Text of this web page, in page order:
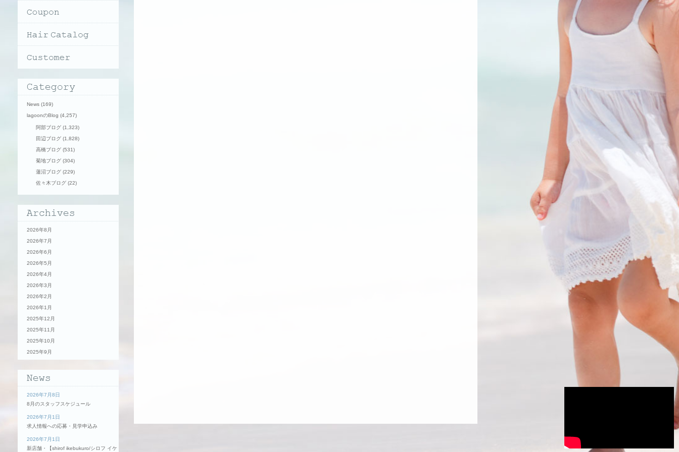
News (169)
lagoonのBlog (4,257)
阿部ブログ (1,323)
田辺ブログ (1,828)
高橋ブログ (531)
菊地ブログ (304)
蓮沼ブログ (229)
佐々木ブログ (22)
2026年8月
2026年7月
2026年6月
2026年5月
2026年4月
2026年3月
2026年2月
2026年1月
2025年12月
2025年11月
2025年10月
2025年9月
2026年7月8日
8月のスタッフスケジュール
2026年7月1日
求人情報への応募・見学申込み
2026年7月1日
新店舗・【shirof ikebukuro/シロフ イケ